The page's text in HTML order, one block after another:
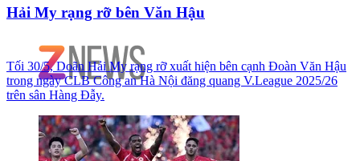
Hải My rạng rỡ bên Văn Hậu
Tối 30/5, Doãn Hải My rạng rỡ xuất hiện bên cạnh Đoàn Văn Hậu
trong ngày CLB Công an Hà Nội đăng quang V.League 2025/26
trên sân Hàng Đẫy.